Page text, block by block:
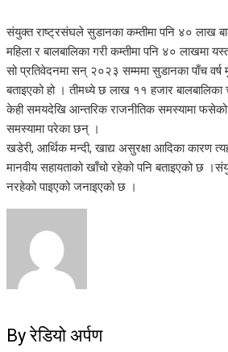
संयुक्त राष्ट्रसंघले सुडानका कम्तीमा पनि ४० लाख
महिला र बालबालिका गरी कम्तीमा पनि ४० लाखमा
सो प्रतिवेदनमा सन् २०२३ सम्ममा सुडानका पाँच वर्ष
बताइएको हो । तीमध्ये छ लाख ११ हजार
केही समयदेखि आन्तरिक राजनीतिक समस्यामा
समस्यामा परेका छन् ।
खडेरी, आर्थिक मन्दी, खाद्य असुरक्षा आदिका कारण
मानवीय सहायताको खाँचो रहेको पनि बताइएको छ
नरहेको पाइएको जनाइएको छ ।
By रेडियो अर्पण